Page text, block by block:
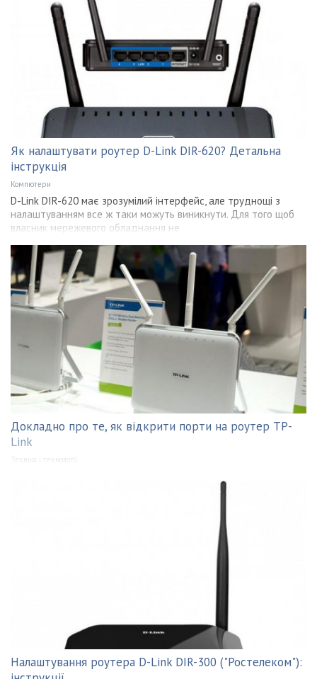
Як налаштувати роутер D-Link DIR-620? Детальна
інструкція
Компютери
D-Link DIR-620 має зрозумілий інтерфейс, але труднощі з
налаштуванням все ж таки можуть виникнути. Для того щоб
власник мережевого обладнання не
Докладно про те, як відкрити порти на роутер TP-
Link
Техніка і технології
Налаштування роутера D-Link DIR-300 ("Ростелеком"):